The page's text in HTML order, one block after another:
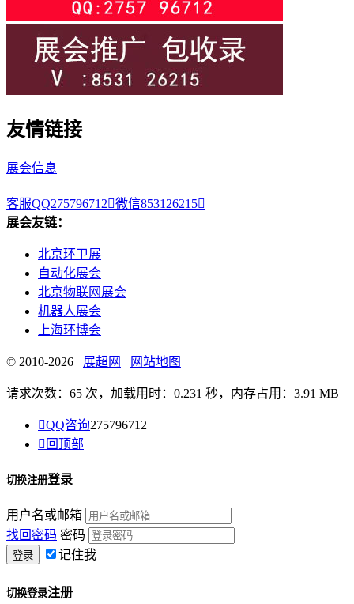
友情链接
展会信息
客服QQ275796712微信853126215
展会友链：
北京环卫展
自动化展会
北京物联网展会
机器人展会
上海环博会
© 2010-2026 展超网 网站地图
请求次数：65 次，加载用时：0.231 秒，内存占用：3.91 MB
QQ咨询275796712
 回顶部
切换注册登录
用户名或邮箱
找回密码 密码
记住我
切换登录注册